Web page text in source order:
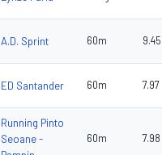
A.D. Sprint 60m 9.45
ED Santander 60m 7.97
Running Pinto
Seoane -
60m 7.98